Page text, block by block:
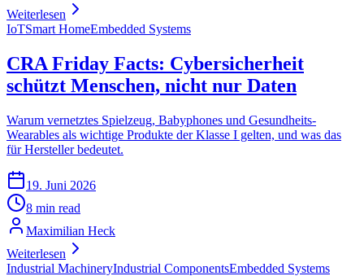
Weiterlesen
IoTSmart HomeEmbedded Systems
CRA Friday Facts: Cybersicherheit
schützt Menschen, nicht nur Daten
Warum vernetztes Spielzeug, Babyphones und Gesundheits-
Wearables als wichtige Produkte der Klasse I gelten, und was das
für Hersteller bedeutet.
19. Juni 2026
8 min read
Maximilian Heck
Weiterlesen
Industrial MachineryIndustrial ComponentsEmbedded Systems